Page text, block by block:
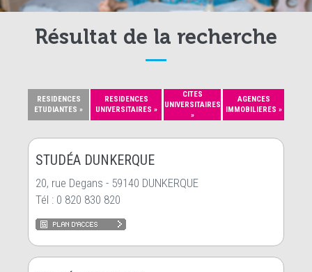
Résultat de la recherche
RESIDENCES
ETUDIANTES »
RESIDENCES
UNIVERSITAIRES »
CITES
UNIVERSITAIRES
»
AGENCES
IMMOBILIERES »
STUDÉA DUNKERQUE
20, rue Degans - 59140 DUNKERQUE
Tél : 0 820 830 820